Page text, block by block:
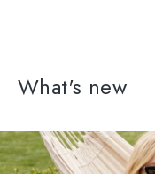
What's new